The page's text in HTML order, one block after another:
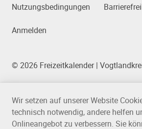
Nutzungsbedingungen
Anmelden
© 2026 Freizeitkalender |
Wir setzen auf unserer Website
technisch notwendig, andere helfen
Onlineangebot zu verbessern. Sie